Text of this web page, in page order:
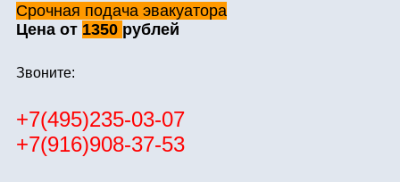
Срочная подача эвакуатора
Цена от 1350 рублей
Звоните:
+7(495)235-03-07
+7(916)908-37-53